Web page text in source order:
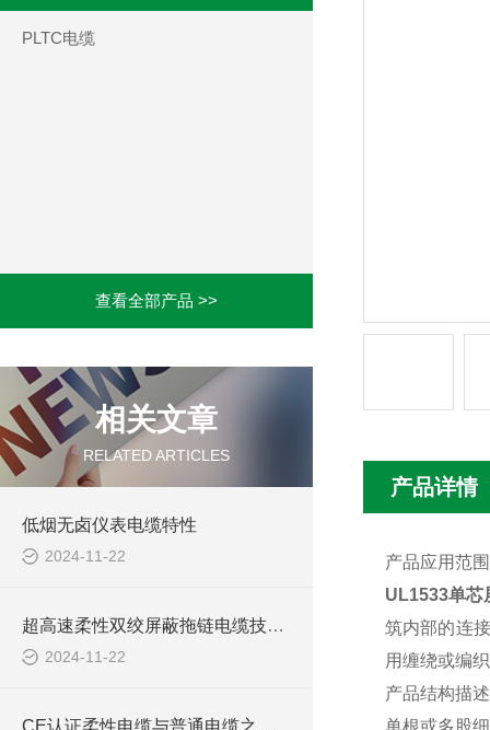
PLTC电缆
查看全部产品 >>
相关文章
RELATED ARTICLES
低烟无卤仪表电缆特性
2024-11-22
超高速柔性双绞屏蔽拖链电缆技术要求
2024-11-22
CE认证柔性电缆与普通电缆之间的区别你知道么
产品详情
产品应用范
UL1533单芯
筑内部的连
用缠绕或编
产品结构描
单根或多股